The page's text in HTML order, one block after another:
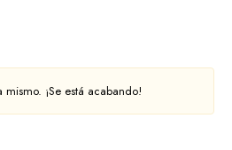
mismo. ¡Se está acabando!